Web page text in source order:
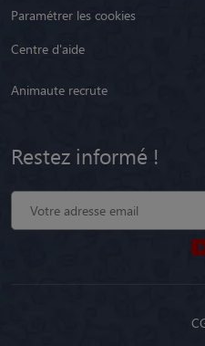
Paramétrer les cookies
Centre d'aide
Animaute recrute
Restez informé !